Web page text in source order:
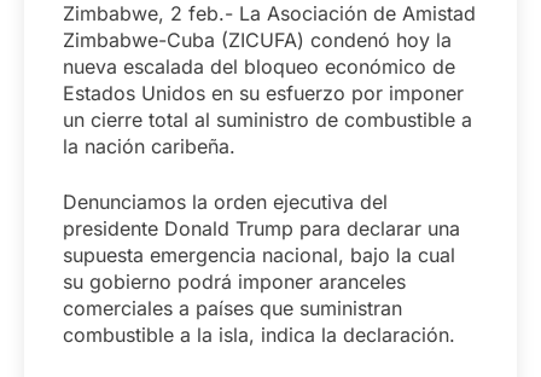
Zimbabwe, 2 feb.- La Asociación de Amistad
Zimbabwe-Cuba (ZICUFA) condenó hoy la
nueva escalada del bloqueo económico de
Estados Unidos en su esfuerzo por imponer
un cierre total al suministro de combustible a
la nación caribeña.
Denunciamos la orden ejecutiva del
presidente Donald Trump para declarar una
supuesta emergencia nacional, bajo la cual
su gobierno podrá imponer aranceles
comerciales a países que suministran
combustible a la isla, indica la declaración.